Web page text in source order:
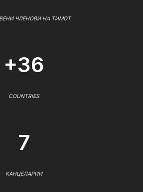
ЧЛЕНОВИ НА ТИМОТ
+36
COUNTRIES
7
КАНЦЕЛАРИИ